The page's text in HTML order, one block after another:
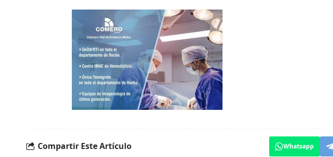
Compartir Este Artículo Whatsapp